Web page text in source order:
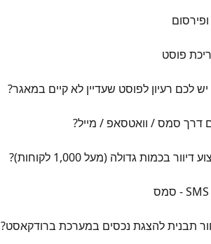
פוסט
לכם רעיון לפוסט שעדיין לא קיים במאגר?
דרך סמס / וואטסאפ / מייל?
גדולה (מעל 1,000 לקוחות)?
תבנית להצגת נכסים במערכת ברודקאסט?